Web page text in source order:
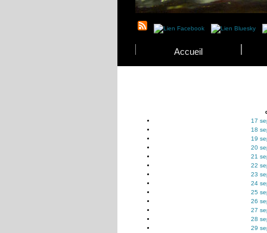
Accueil
17
18
19
20
21
22
23
24
25
26
27
28
29